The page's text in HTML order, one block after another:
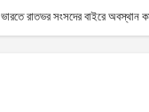
ভারতে রাতভর সংসদের বাইরে অবস্থান